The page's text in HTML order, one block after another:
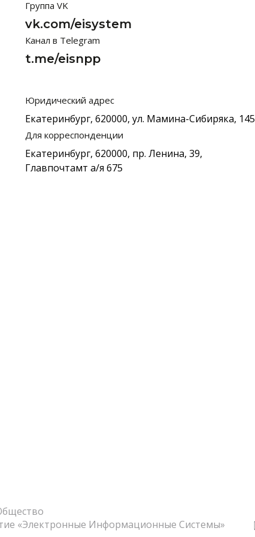
Группа VK
vk.com/eisystem
Канал в Telegram
t.me/eisnpp
Юридический адрес
Екатеринбург, 620000, ул. Мамина-Сибиряка, 145
Для корреспонденции
Екатеринбург, 620000, пр. Ленина, 39,
Главпочтамт а/я 675
«Электронные Информационные Системы»